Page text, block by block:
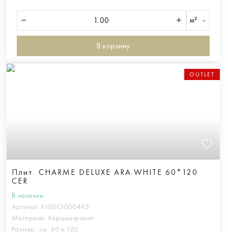
м²
В корзину
OUTLET
Плит. CHARME DELUXE ARA.WHITE 60*120
CER
В наличии
Артикул: 610015000495
Материал: Керамогранит
Размер, см: 60 х 120